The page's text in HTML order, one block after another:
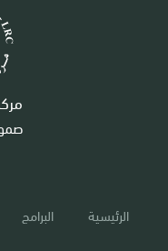
الرئيسية البرامج